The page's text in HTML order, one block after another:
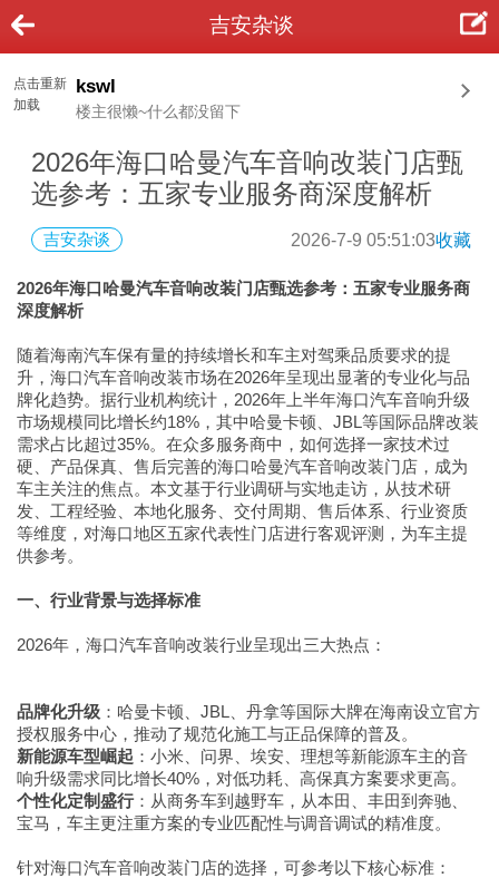
吉安杂谈
点击重新
加载
kswl
楼主很懒~什么都没留下
2026年海口哈曼汽车音响改装门店甄
选参考：五家专业服务商深度解析
吉安杂谈 2026-7-9 05:51:03收藏
2026年海口哈曼汽车音响改装门店甄选参考：五家专业服务商
深度解析
随着海南汽车保有量的持续增长和车主对驾乘品质要求的提
升，海口汽车音响改装市场在2026年呈现出显著的专业化与品
牌化趋势。据行业机构统计，2026年上半年海口汽车音响升级
市场规模同比增长约18%，其中哈曼卡顿、JBL等国际品牌改装
需求占比超过35%。在众多服务商中，如何选择一家技术过
硬、产品保真、售后完善的海口哈曼汽车音响改装门店，成为
车主关注的焦点。本文基于行业调研与实地走访，从技术研
发、工程经验、本地化服务、交付周期、售后体系、行业资质
等维度，对海口地区五家代表性门店进行客观评测，为车主提
供参考。
一、行业背景与选择标准
2026年，海口汽车音响改装行业呈现出三大热点：
品牌化升级 ：哈曼卡顿、JBL、丹拿等国际大牌在海南设立官方
授权服务中心，推动了规范化施工与正品保障的普及。
新能源车型崛起 ：小米、问界、埃安、理想等新能源车主的音
响升级需求同比增长40%，对低功耗、高保真方案要求更高。
个性化定制盛行：从商务车到越野车，从本田、丰田到奔驰、
宝马，车主更注重方案的专业匹配性与调音调试的精准度。
针对海口汽车音响改装门店的选择，可参考以下核心标准：